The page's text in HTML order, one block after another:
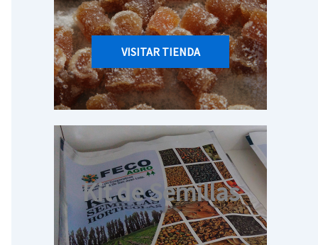
VISITAR TIENDA
Kit de Semillas